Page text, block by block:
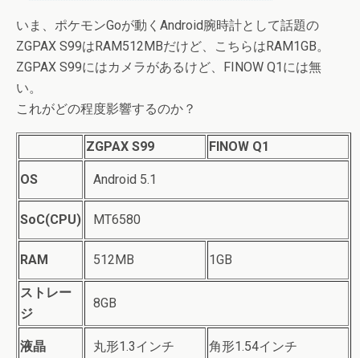
いま、ポケモンGoが動くAndroid腕時計として話題の
ZGPAX S99はRAM512MBだけど、こちらはRAM1GB。
ZGPAX S99にはカメラがあるけど、FINOW Q1には無
い。
これがどの程度影響するのか？
ZGPAX S99 FINOW Q1
OS Android 5.1
SoC(CPU) MT6580
RAM 512MB 1GB
ストレー
ジ
8GB
液晶 丸形1.3インチ 角形1.54インチ